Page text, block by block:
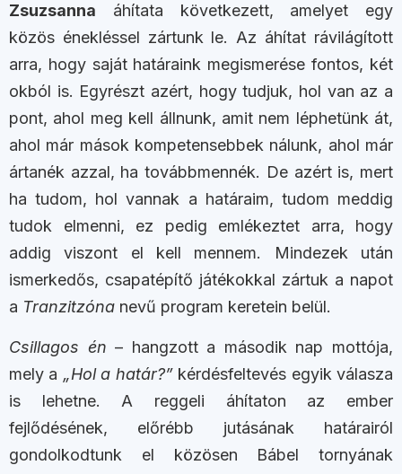
Zsuzsanna áhítata következett, amelyet egy
közös énekléssel zártunk le. Az áhítat rávilágított
arra, hogy saját határaink megismerése fontos, két
okból is. Egyrészt azért, hogy tudjuk, hol van az a
pont, ahol meg kell állnunk, amit nem léphetünk át,
ahol már mások kompetensebbek nálunk, ahol már
ártanék azzal, ha továbbmennék. De azért is, mert
ha tudom, hol vannak a határaim, tudom meddig
tudok elmenni, ez pedig emlékeztet arra, hogy
addig viszont el kell mennem. Mindezek után
ismerkedős, csapatépítő játékokkal zártuk a napot
a Tranzitzóna nevű program keretein belül.
Csillagos én – hangzott a második nap mottója,
mely a „Hol a határ?”kérdésfeltevés egyik válasza
is lehetne. A reggeli áhítaton az ember
fejlődésének, előrébb jutásának határairól
gondolkodtunk el közösen Bábel tornyának